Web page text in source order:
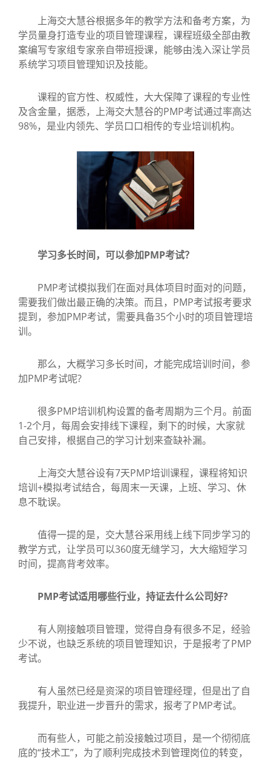
上海交大慧谷根据多年的教学方法和备考方案，为
学员量身打造专业的项目管理课程，课程班级全部由教
案编写专家组专家亲自带班授课，能够由浅入深让学员
系统学习项目管理知识及技能。
课程的官方性、权威性，大大保障了课程的专业性
及含金量，据悉，上海交大慧谷的PMP考试通过率高达
98%，是业内领先、学员口口相传的专业培训机构。
学习多长时间，可以参加PMP考试？
PMP考试模拟我们在面对具体项目时面对的问题，
需要我们做出最正确的决策。而且，PMP考试报考要求
提到，参加PMP考试，需要具备35个小时的项目管理培
训。
那么，大概学习多长时间，才能完成培训时间，参
加PMP考试呢?
很多PMP培训机构设置的备考周期为三个月。前面
1-2个月，每周会安排线下课程，剩下的时候，大家就
自己安排，根据自己的学习计划来查缺补漏。
上海交大慧谷设有7天PMP培训课程，课程将知识
培训+模拟考试结合，每周末一天课，上班、学习、休
息不耽误。
值得一提的是，交大慧谷采用线上线下同步学习的
教学方式，让学员可以360度无缝学习，大大缩短学习
时间，提高背考效率。
PMP考试适用哪些行业，持证去什么公司好?
有人刚接触项目管理，觉得自身有很多不足，经验
少不说，也缺乏系统的项目管理知识，于是报考了PMP
考试。
有人虽然已经是资深的项目管理经理，但是出了自
我提升，职业进一步晋升的需求，报考了PMP考试。
而有些人，可能之前没接触过项目，是一个彻彻底
底的“技术工”，为了顺利完成技术到管理岗位的转变，